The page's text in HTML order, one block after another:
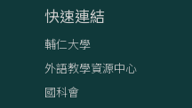
快速連結
輔仁大學
外語教學資源中心
國科會